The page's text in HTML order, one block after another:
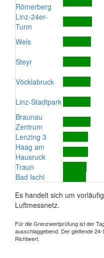
Römerberg
Linz-24er-
Turm
Wels
Steyr
Vöcklabruck
Linz-Stadtpark
Braunau
Zentrum
Lenzing 3
Haag am
Hausruck
Traun
Bad Ischl
Es handelt sich um
Luftmessnetz.
Für die Grenzwertprüfung ist der
ausschlaggebend. Der gleitende
Richtwert.